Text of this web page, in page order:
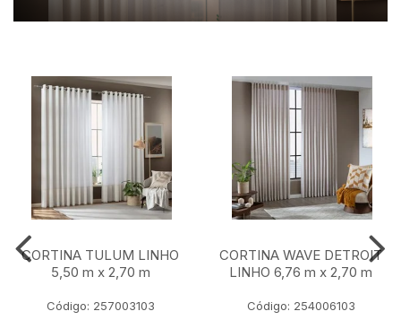
CORTINA TULUM LINHO
5,50 m x 2,70 m
Código: 257003103
CORTINA WAVE DETROIT
LINHO 6,76 m x 2,70 m
Código: 254006103